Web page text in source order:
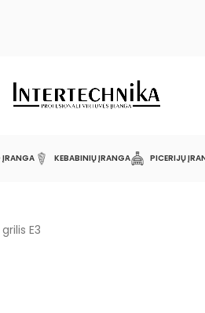
ĮRANGA KEBABINIŲ ĮRANGA PICERIJŲ
E3